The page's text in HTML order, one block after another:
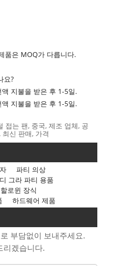
품은 MOQ가 다릅니다.
요?
지불을 받은 후 1-5일.
지불을 받은 후 1-5일.
접는 팬, 중국, 제조 업체, 공
신 판매, 가격
파티 의상
그라 파티 용품
할로윈 장식
하드웨어 제품
부담없이 보내주세요.
리겠습니다.